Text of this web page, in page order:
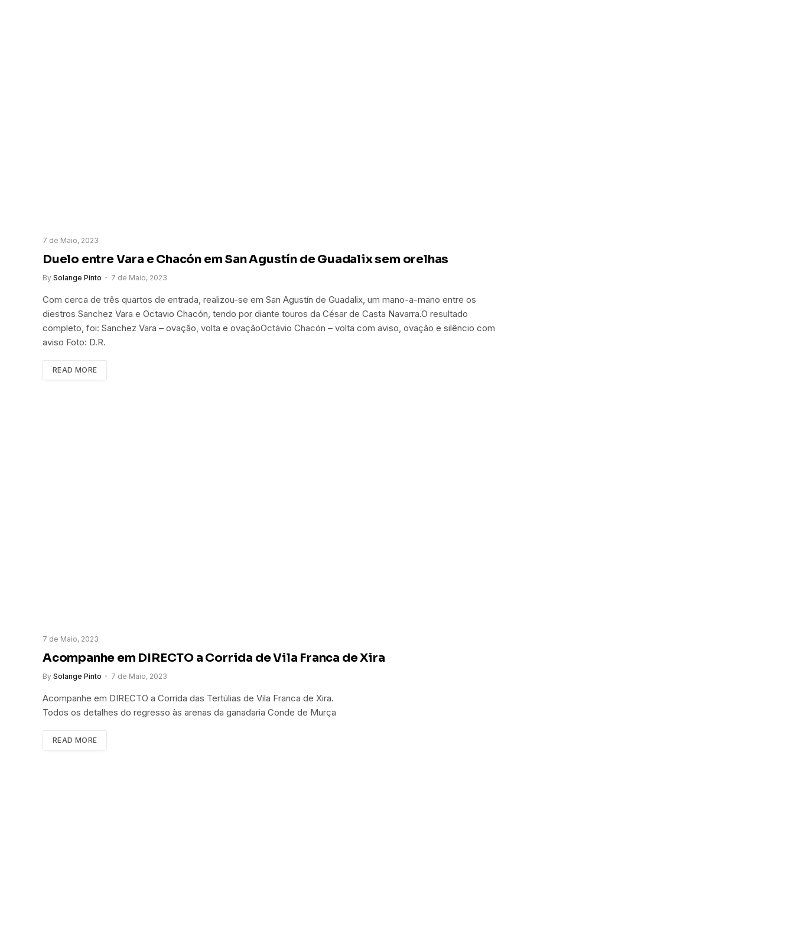
7 de Maio, 2023
Duelo entre Vara e Chacón em San Agustín de Guadalix sem orelhas
By Solange Pinto 7 de Maio, 2023
Com cerca de três quartos de entrada, realizou-se em San Agustín de Guadalix, um mano-a-mano entre os
diestros Sanchez Vara e Octavio Chacón, tendo por diante touros da César de Casta Navarra.O resultado
completo, foi: Sanchez Vara – ovação, volta e ovaçãoOctávio Chacón – volta com aviso, ovação e silêncio com
aviso Foto: D.R.
READ MORE
7 de Maio, 2023
Acompanhe em DIRECTO a Corrida de Vila Franca de Xira
By Solange Pinto 7 de Maio, 2023
Acompanhe em DIRECTO a Corrida das Tertúlias de Vila Franca de Xira.
Todos os detalhes do regresso às arenas da ganadaria Conde de Murça
READ MORE